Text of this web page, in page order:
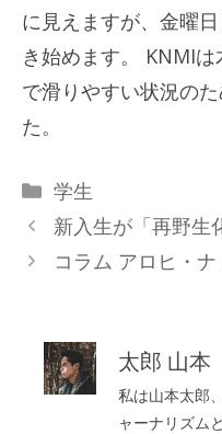
に見えますが、金曜
き始めます。 KNMI
で滑りやすい状況の
た。
カ
テ
リ
学生
新入生が「再野生
コラム アロヒ・
太郎 山本
私は山本太郎
ャーナリズム